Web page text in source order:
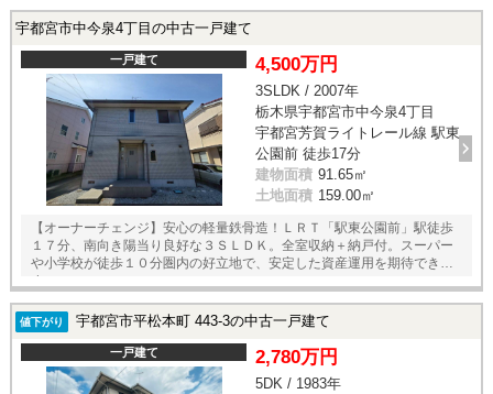
宇都宮市中今泉4丁目の中古一戸建て
一戸建て 4,500万円
3SLDK / 2007年
栃木県宇都宮市中今泉4丁目
宇都宮芳賀ライトレール線 駅東
公園前 徒歩17分
建物面積 91.65㎡
土地面積 159.00㎡
【オーナーチェンジ】安心の軽量鉄骨造！ＬＲＴ「駅東公園前」駅徒歩
１７分、南向き陽当り良好な３ＳＬＤＫ。全室収納＋納戸付。スーパー
や小学校が徒歩１０分圏内の好立地で、安定した資産運用を期待できま
す。
値下がり 宇都宮市平松本町 443-3の中古一戸建て
一戸建て 2,780万円
5DK / 1983年